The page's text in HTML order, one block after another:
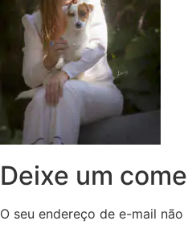
Deixe um
O seu endereço de e-mail